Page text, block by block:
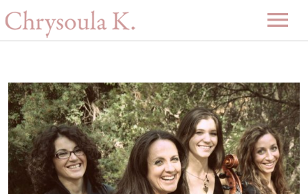
Βιογραφία
Μουσική
Projects
Δισκογραφία
Videos
Gallery